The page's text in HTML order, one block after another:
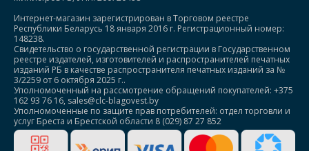
Интернет-магазин зарегистрирован в Торговом реестре
Республики Беларусь 18 января 2016 г. Регистрационный номер:
148238.
Свидетельство о государственной регистрации в Государственном
реестре издателей, изготовителей и распространителей печатных
изданий РБ в качестве распространителя печатных изданий за №
3/2259 от 6 октября 2025 г..
Уполномоченный на рассмотрение обращений покупателей: +375
162 93 76 16, sales@clc-blagovest.by
Уполномоченные по защите прав потребителей: отдел торговли и
услуг Бреста и Брестской области 8 (029) 87 27 852